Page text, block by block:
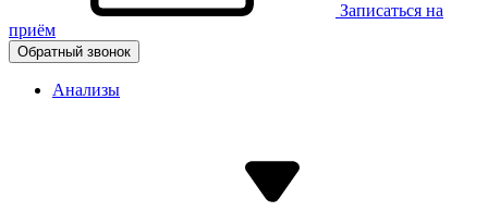
Записаться на
приём
Обратный звонок
Анализы